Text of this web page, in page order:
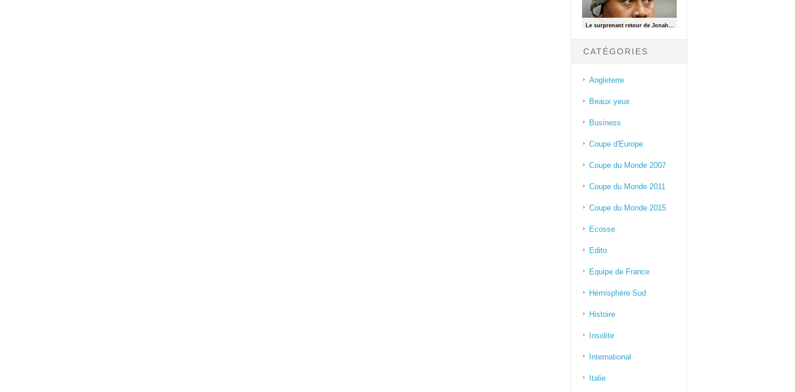
Le surprenant retour de Jonah...
CATÉGORIES
Angleterre
Beaux yeux
Business
Coupe d'Europe
Coupe du Monde 2007
Coupe du Monde 2011
Coupe du Monde 2015
Ecosse
Edito
Equipe de France
Hémisphère Sud
Histoire
Insolite
International
Italie